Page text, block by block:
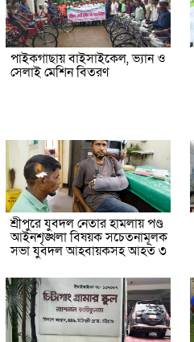
পাইকগাছায় বাইসাইকেল, ভ্যান ও
সেলাই মেশিন বিতরণ
শ্রীপুরে যুবদল নেতার হামলায় পণ্ড
আইনশৃঙ্খলা বিষয়ক সচেতনামূলক
সভা যুবদল আহবায়কসহ আহত ৩